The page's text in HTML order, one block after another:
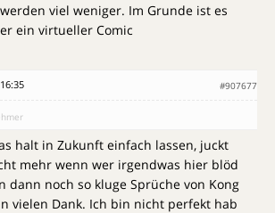
viel weniger. Im Grunde ist es
ein virtueller Comic
#907677
halt in Zukunft einfach lassen, juckt
mehr wenn wer irgendwas hier blöd
dann noch so kluge Sprüche von Kong
vielen Dank. Ich bin nicht perfekt hab